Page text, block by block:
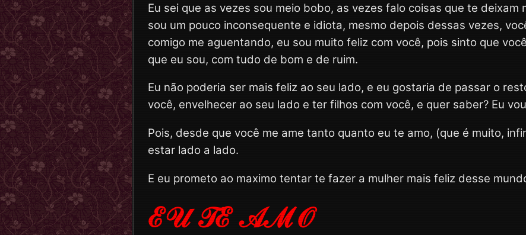
Eu sei que as vezes sou meio bobo, as vezes falo coisas que te deixam
sou um pouco inconsequente e idiota, mesmo depois dessas vezes,
comigo me aguentando, eu sou muito feliz com você, pois sinto que
que eu sou, com tudo de bom e de ruim.
Eu não poderia ser mais feliz ao seu lado, e eu gostaria de passar o
você, envelhecer ao seu lado e ter filhos com você, e quer saber? Eu
Pois, desde que você me ame tanto quanto eu te amo, (que é muito,
estar lado a lado.
E eu prometo ao maximo tentar te fazer a mulher mais feliz desse
ℰ𝒰 𝒯ℰ 𝒜ℳ𝒪